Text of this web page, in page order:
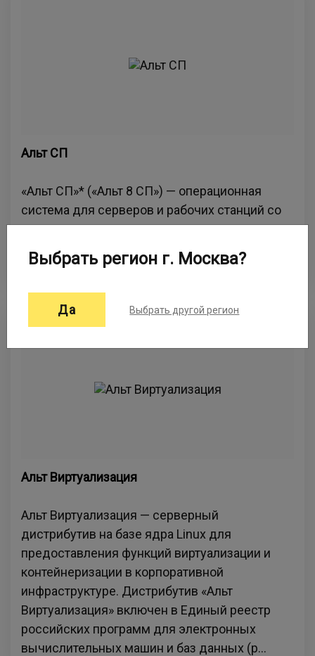
Альт СП
«Альт СП»* («Альт 8 СП») — операционная
система для серверов и рабочих станций со
встроенными программными средствами
защиты информации, сертифицированная
ФСТЭК России по 4 классу (ИТ.ОС.А4.ПЗ).
Альт Виртуализация
Альт Виртуализация — серверный
дистрибутив на базе ядра Linux для
предоставления функций виртуализации и
контейнеризации в корпоративной
инфраструктуре. Дистрибутив «Альт
Виртуализация» включен в Единый реестр
российских программ для электронных
вычислительных машин и баз данных (р...
Выбрать регион г. Москва?
Да Выбрать другой регион